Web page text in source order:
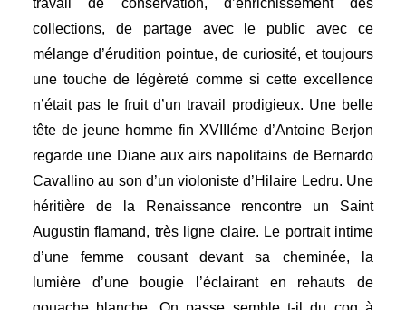
collections, de partage avec le public avec ce
mélange d’érudition pointue, de curiosité, et toujours
une touche de légèreté comme si cette excellence
n’était pas le fruit d’un travail prodigieux. Une belle
tête de jeune homme fin XVIIIéme d’Antoine Berjon
regarde une Diane aux airs napolitains de Bernardo
Cavallino au son d’un violoniste d’Hilaire Ledru. Une
héritière de la Renaissance rencontre un Saint
Augustin flamand, très ligne claire. Le portrait intime
d’une femme cousant devant sa cheminée, la
lumière d’une bougie l’éclairant en rehauts de